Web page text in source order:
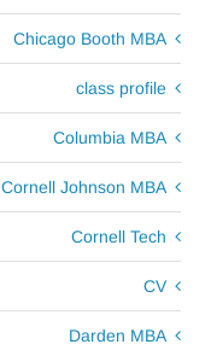
Chicago Booth MBA
class profile
Columbia MBA
Cornell Johnson MBA
Cornell Tech
CV
Darden MBA